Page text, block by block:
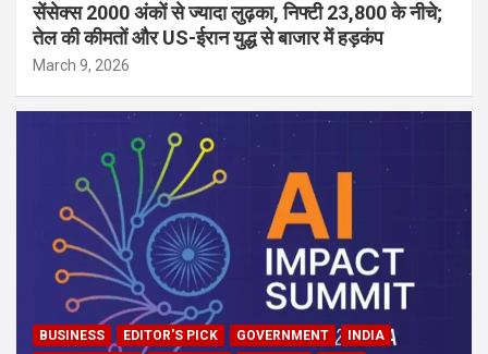
सेंसेक्स 2000 अंकों से ज्यादा लुढ़का, निफ्टी 23,800 के नीचे;
तेल की कीमतों और US-ईरान युद्ध से बाजार में हड़कंप
March 9, 2026
BUSINESS EDITOR'S PICK GOVERNMENT
INDIA